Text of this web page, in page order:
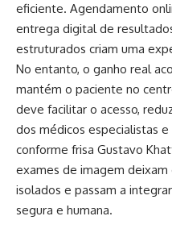
eficiente. Agendamento
entrega digital de
estruturados criam uma
No entanto, o ganho real
mantém o paciente no
deve facilitar o acesso,
dos médicos especialistas e
conforme frisa Gustavo
exames de imagem
isolados e passam a
segura e humana.